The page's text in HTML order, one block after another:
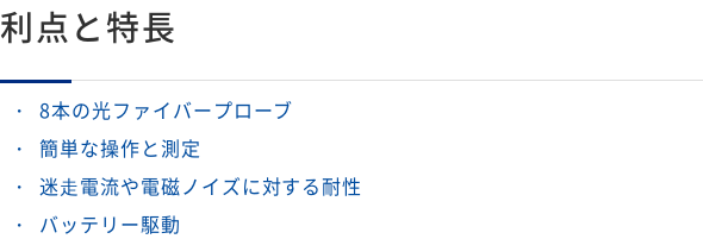
利点と特長
8本の光ファイバープローブ
簡単な操作と測定
迷⾛電流や電磁ノイズに対する耐性
バッテリー駆動